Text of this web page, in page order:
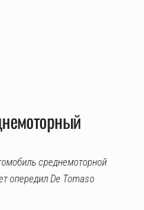
среднемоторной
опередил De Tomaso